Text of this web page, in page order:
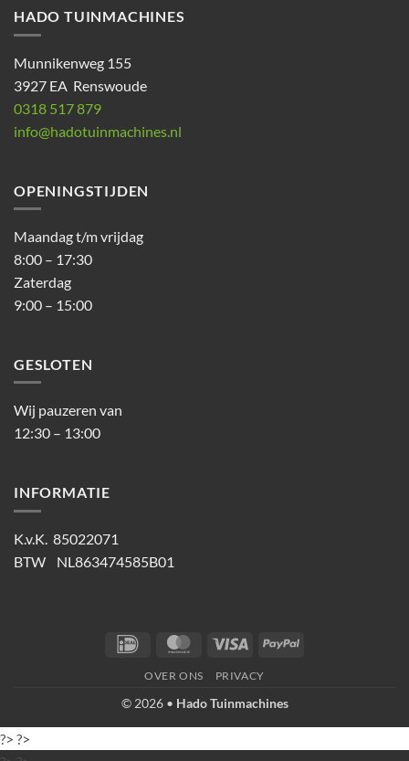
HADO TUINMACHINES
Munnikenweg 155
3927 EA Renswoude
0318 517 879
info@hadotuinmachines.nl
OPENINGSTIJDEN
Maandag t/m vrijdag
8:00 – 17:30
Zaterdag
9:00 – 15:00
GESLOTEN
Wij pauzeren van
12:30 – 13:00
INFORMATIE
K.v.K. 85022071
BTW NL863474585B01
IDeal MasterCard
Visa PayPal
OVER ONS PRIVACY
© 2026 • Hado Tuinmachines
?> ?>